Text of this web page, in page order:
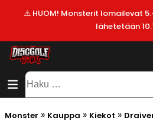
⚠️ HUOM! Monsterit lomailevat
lähetetään
VALMISTAJAT
ALE!
UUSIMMAT
SISÄLTÖ
SITEMAP
Haku:
Monster » Kauppa » Kiekot »